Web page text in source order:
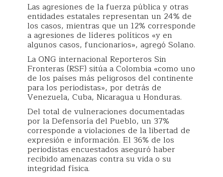
Las agresiones de la fuerza pública y otras
entidades estatales representan un 24% de
los casos, mientras que un 12% corresponde
a agresiones de líderes políticos «y en
algunos casos, funcionarios», agregó Solano.
La ONG internacional Reporteros Sin
Fronteras (RSF) sitúa a Colombia «como uno
de los países más peligrosos del continente
para los periodistas», por detrás de
Venezuela, Cuba, Nicaragua u Honduras.
Del total de vulneraciones documentadas
por la Defensoría del Pueblo, un 37%
corresponde a violaciones de la libertad de
expresión e información. El 36% de los
periodistas encuestados aseguró haber
recibido amenazas contra su vida o su
integridad física.